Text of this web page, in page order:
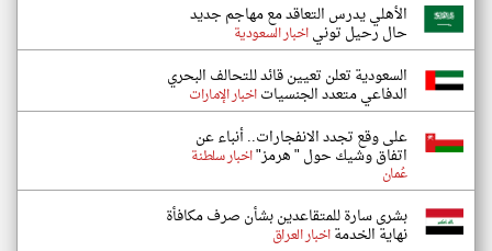
الأهلي يدرس التعاقد مع مهاجم جديد
حال رحيل تونياخبار السعودية
السعودية تعلن تعيين قائد للتحالف البحري
الدفاعي متعدد الجنسياتاخبار الإمارات
على وقع تجدد الانفجارات.. أنباء عن
اتفاق وشيك حول " هرمز"اخبار سلطنة
عُمان
بشرى سارة للمتقاعدين بشأن صرف مكافأة
نهاية الخدمةاخبار العراق